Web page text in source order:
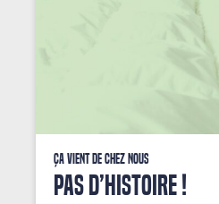
Ça vient de chez nous
PAS D’HISTOIRE !